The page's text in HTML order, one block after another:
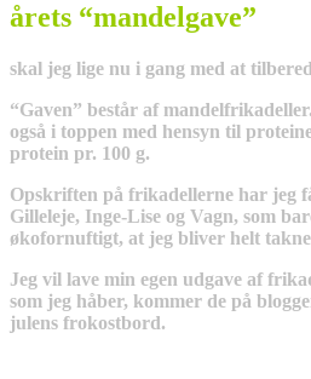
årets “mandelgave”
skal jeg lige nu i gang med at
“Gaven” består af
også i toppen med hensyn til
protein pr. 100 g.
Opskriften på frikadellerne har jeg
Gilleleje, Inge-Lise og Vagn, som
økofornuftigt, at jeg bliver helt
Jeg vil lave min egen udgave af
som jeg håber, kommer de på
julens frokostbord.